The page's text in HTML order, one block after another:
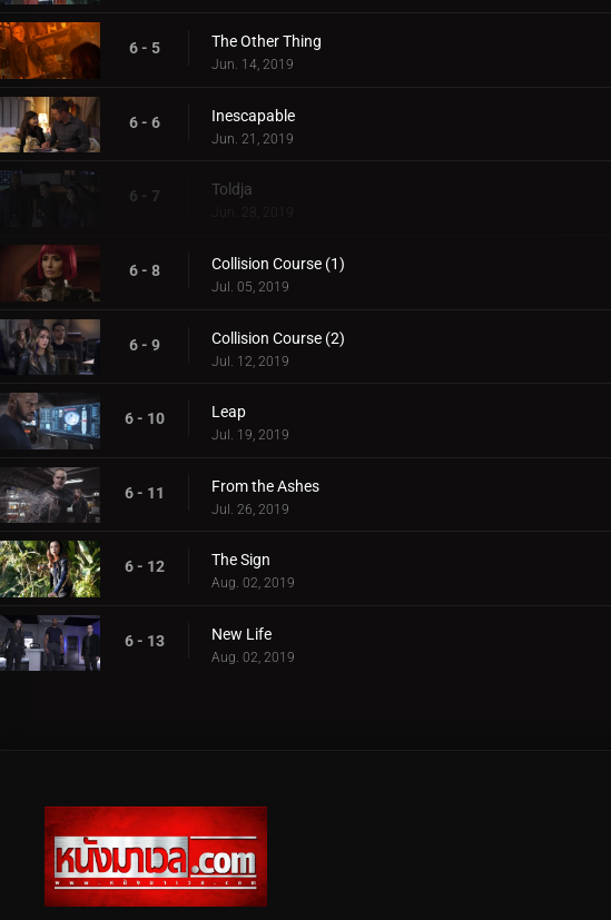
6 - 5 The Other Thing
Jun. 14, 2019
6 - 6 Inescapable
Jun. 21, 2019
6 - 7 Toldja
Jun. 28, 2019
6 - 8 Collision Course (1)
Jul. 05, 2019
6 - 9 Collision Course (2)
Jul. 12, 2019
6 - 10 Leap
Jul. 19, 2019
6 - 11 From the Ashes
Jul. 26, 2019
6 - 12 The Sign
Aug. 02, 2019
6 - 13 New Life
Aug. 02, 2019